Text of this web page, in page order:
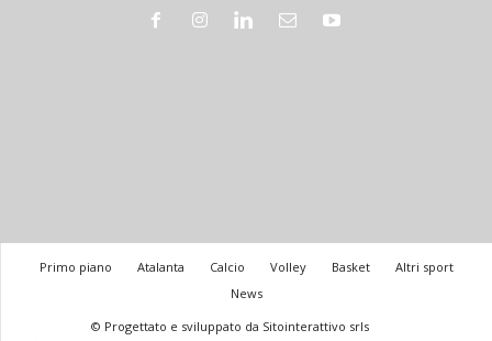
Primo piano Atalanta Calcio Volley Basket
Altri sport
News
© Progettato e sviluppato da Sitointerattivo srls